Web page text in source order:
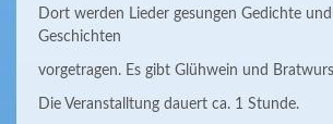
Dort werden Lieder gesungen Gedichte
Geschichten
vorgetragen. Es gibt Glühwein und
Die Veranstalltung dauert ca. 1 Stunde.